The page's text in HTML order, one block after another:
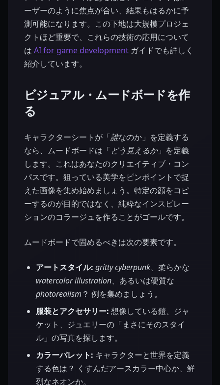
ーザーのように焦点が合い、結果もはるかに予
測可能になります。この下地は大規模プロジェ
クトほど重要で、これらの技術の応用について
は AI for game development ガイドでも詳しく
紹介しています。
ビジュアル・ムードボードを作
る
キャラクターシートが「誰なのか」を定義する
なら、ムードボードは「どう見えるか」を定義
します。これはあなたのクリエイティブ・コン
パスです。狙っている美学をピンポイントで捉
えた画像を集め始めましょう。特定の顔をコピ
ーするのが目的ではなく、純粋なインスピレー
ションのコラージュを作ることがゴールです。
ムードボードで固めるべきは次の要素です。
アートスタイル: gritty cyberpunk、柔らかな
watercolor illustration、あるいは硬質な
photorealism ？ 例を集めましょう。
服装とアクセサリー: 想像している鎧、ジャ
ケット、ジュエリーの「まさにそのスタイ
ル」の写真を探します。
カラーパレット: キャラクターと世界を定義
する色は？ くすんだアースカラー中心か、鮮
烈なネオンか。